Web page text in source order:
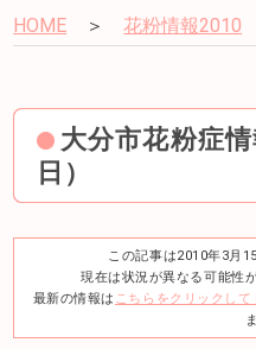
HOME ＞花粉情報2010
大分市花粉症
日）
この記事は2010年3月
現在は状況が異なる可能性
最新の情報は こちらをクリックして